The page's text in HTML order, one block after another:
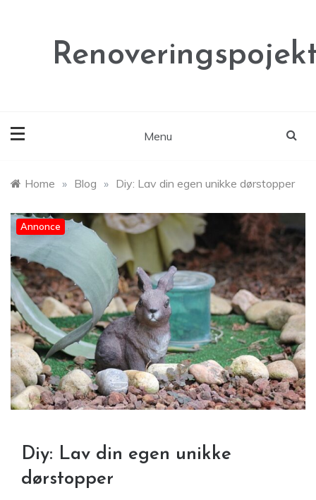
Menu
Home » Blog » Diy: Lav din egen unikke dørstopper
Annonce
Diy: Lav din egen unikke
dørstopper